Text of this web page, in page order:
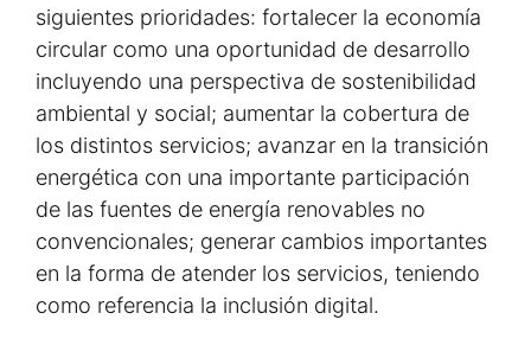
siguientes prioridades: fortalecer la economía
circular como una oportunidad de desarrollo
incluyendo una perspectiva de sostenibilidad
ambiental y social; aumentar la cobertura de
los distintos servicios; avanzar en la transición
energética con una importante participación
de las fuentes de energía renovables no
convencionales; generar cambios importantes
en la forma de atender los servicios, teniendo
como referencia la inclusión digital.